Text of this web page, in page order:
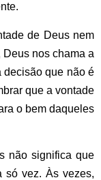
de Deus nem
nos chama a
decisão que não é
que a vontade
o bem daqueles
não significa que
só vez. Às vezes,